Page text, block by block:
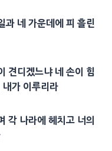
과 네 가운데에 피 흘린
견디겠느냐 네 손이 힘
내가 이루리라
각 나라에 헤치고 너의